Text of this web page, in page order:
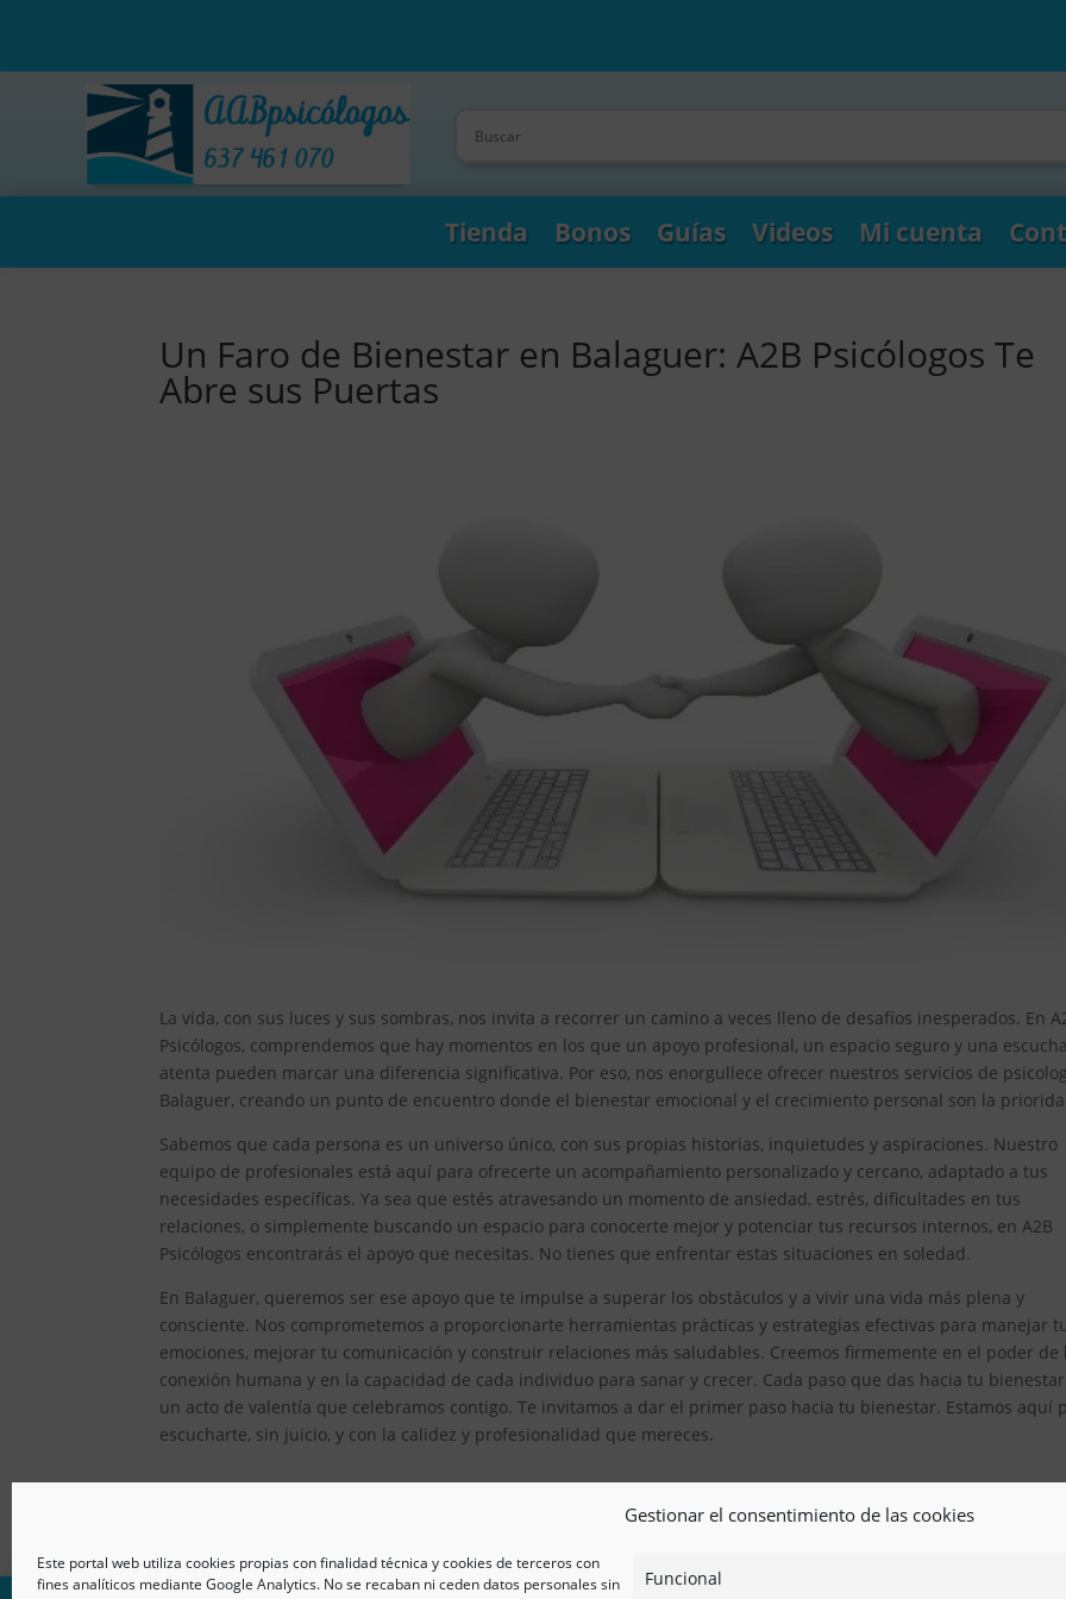
Gestionar el consentimiento de las cookies
Este portal web utiliza cookies propias con finalidad técnica y cookies de terceros con
fines analíticos mediante Google Analytics. No se recaban ni ceden datos personales sin
Funcional
Tienda Bonos Guías Videos Mi cuenta
Un Faro de Bienestar en Balaguer: A2B Psicólogos Te
Abre sus Puertas
La vida, con sus luces y sus sombras, nos invita a recorrer un camino a veces lleno de desafíos inesperados. En
Psicólogos, comprendemos que hay momentos en los que un apoyo profesional, un espacio seguro y una
atenta pueden marcar una diferencia significativa. Por eso, nos enorgullece ofrecer nuestros servicios de
Balaguer, creando un punto de encuentro donde el bienestar emocional y el crecimiento personal son la
Sabemos que cada persona es un universo único, con sus propias historias, inquietudes y aspiraciones. Nuestro
equipo de profesionales está aquí para ofrecerte un acompañamiento personalizado y cercano, adaptado a tus
necesidades específicas. Ya sea que estés atravesando un momento de ansiedad, estrés, dificultades en tus
relaciones, o simplemente buscando un espacio para conocerte mejor y potenciar tus recursos internos, en A2B
Psicólogos encontrarás el apoyo que necesitas. No tienes que enfrentar estas situaciones en soledad.
En Balaguer, queremos ser ese apoyo que te impulse a superar los obstáculos y a vivir una vida más plena y
consciente. Nos comprometemos a proporcionarte herramientas prácticas y estrategias efectivas para manejar
emociones, mejorar tu comunicación y construir relaciones más saludables. Creemos firmemente en el poder de
conexión humana y en la capacidad de cada individuo para sanar y crecer. Cada paso que das hacia tu
un acto de valentía que celebramos contigo. Te invitamos a dar el primer paso hacia tu bienestar. Estamos aquí
escucharte, sin juicio, y con la calidez y profesionalidad que mereces.